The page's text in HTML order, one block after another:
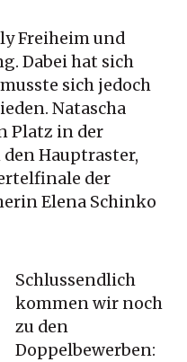
Freiheim und
Dabei hat sich
sich jedoch
Natascha
Platz in der
Hauptraster,
der
Elena Schinko
Schlussendlich
kommen wir noch
zu den
Doppelbewerben: